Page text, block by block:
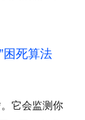
困死算法
它会监测你